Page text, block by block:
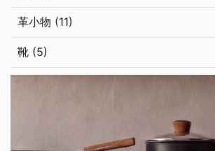
革小物 (11)
靴 (5)